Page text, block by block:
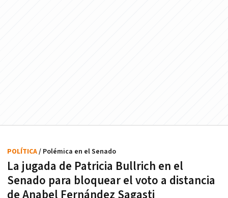
La jugada de Patricia Bullrich en el
Senado para bloquear el voto a distancia
de Anabel Fernández Sagasti
POLÍTICA/ Polémica en el Senado